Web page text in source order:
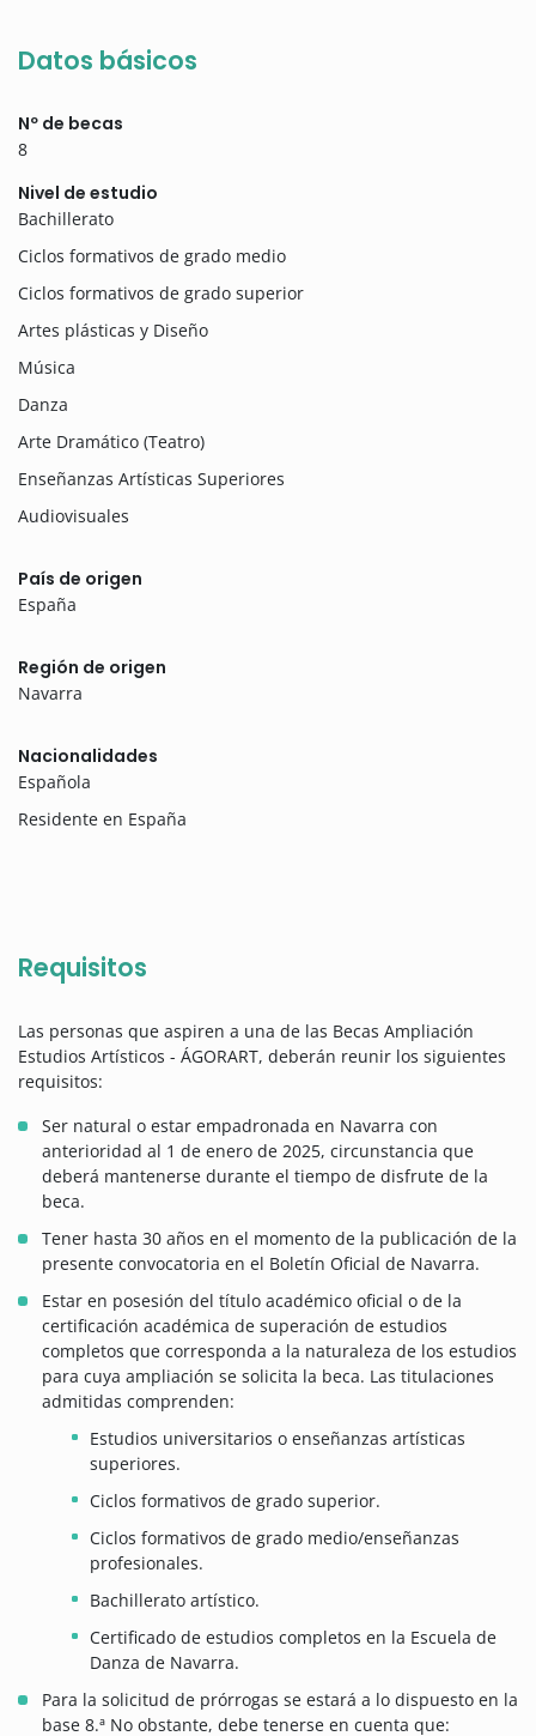
Datos básicos
Nº de becas
8
Nivel de estudio
Bachillerato
Ciclos formativos de grado medio
Ciclos formativos de grado superior
Artes plásticas y Diseño
Música
Danza
Arte Dramático (Teatro)
Enseñanzas Artísticas Superiores
Audiovisuales
País de origen
España
Región de origen
Navarra
Nacionalidades
Española
Residente en España
Requisitos
Las personas que aspiren a una de las Becas Ampliación
Estudios Artísticos - ÁGORART, deberán reunir los siguientes
requisitos:
Ser natural o estar empadronada en Navarra con
anterioridad al 1 de enero de 2025, circunstancia que
deberá mantenerse durante el tiempo de disfrute de la
beca.
Tener hasta 30 años en el momento de la publicación de la
presente convocatoria en el Boletín Oficial de Navarra.
Estar en posesión del título académico oficial o de la
certificación académica de superación de estudios
completos que corresponda a la naturaleza de los estudios
para cuya ampliación se solicita la beca. Las titulaciones
admitidas comprenden:
Estudios universitarios o enseñanzas artísticas
superiores.
Ciclos formativos de grado superior.
Ciclos formativos de grado medio/enseñanzas
profesionales.
Bachillerato artístico.
Certificado de estudios completos en la Escuela de
Danza de Navarra.
Para la solicitud de prórrogas se estará a lo dispuesto en la
base 8.ª No obstante, debe tenerse en cuenta que: